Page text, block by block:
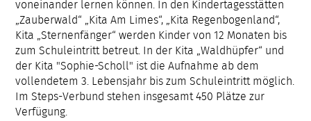
voneinander lernen können. In den Kindertagesstätten
„Zauberwald“ „Kita Am Limes“, „Kita Regenbogenland“,
Kita „Sternenfänger“ werden Kinder von 12 Monaten bis
zum Schuleintritt betreut. In der Kita „Waldhüpfer“ und
der Kita "Sophie-Scholl" ist die Aufnahme ab dem
vollendetem 3. Lebensjahr bis zum Schuleintritt möglich.
Im Steps-Verbund stehen insgesamt 450 Plätze zur
Verfügung.